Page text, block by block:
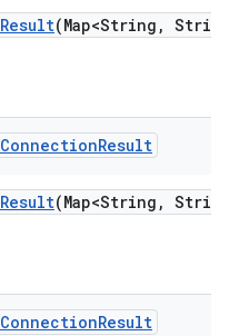
Result(Map<String ,
ConnectionResult
Result(Map<String ,
ConnectionResult